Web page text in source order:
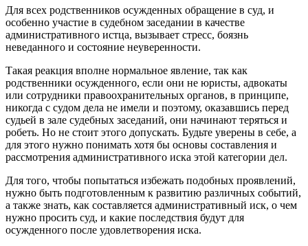
Для всех родственников осужденных обращение в суд, и
особенно участие в судебном заседании в качестве
административного истца, вызывает стресс, боязнь
неведанного и состояние неуверенности.
Такая реакция вполне нормальное явление, так как
родственники осужденного, если они не юристы, адвокаты
или сотрудники правоохранительных органов, в принципе,
никогда с судом дела не имели и поэтому, оказавшись перед
судьей в зале судебных заседаний, они начинают теряться и
робеть. Но не стоит этого допускать. Будьте уверены в себе, а
для этого нужно понимать хотя бы основы составления и
рассмотрения административного иска этой категории дел.
Для того, чтобы попытаться избежать подобных проявлений,
нужно быть подготовленным к развитию различных событий,
а также знать, как составляется административный иск, о чем
нужно просить суд, и какие последствия будут для
осужденного после удовлетворения иска.